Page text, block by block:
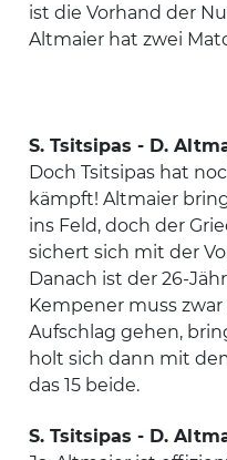
ist die Vorhand der
Altmaier hat zwei
S. Tsitsipas - D.
Doch Tsitsipas hat
kämpft! Altmaier
ins Feld, doch der
sichert sich mit der
Danach ist der 26-
Kempener muss
Aufschlag gehen,
holt sich dann mit
das 15 beide.
S. Tsitsipas - D.